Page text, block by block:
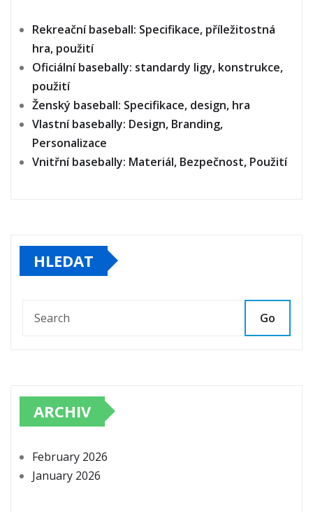
Rekreační baseball: Specifikace, příležitostná
hra, použití
Oficiální basebally: standardy ligy, konstrukce,
použití
Ženský baseball: Specifikace, design, hra
Vlastní basebally: Design, Branding,
Personalizace
Vnitřní basebally: Materiál, Bezpečnost, Použití
HLEDAT
Go
ARCHIV
February 2026
January 2026